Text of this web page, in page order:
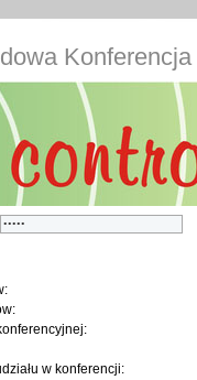
Konferencja
w konferencji: